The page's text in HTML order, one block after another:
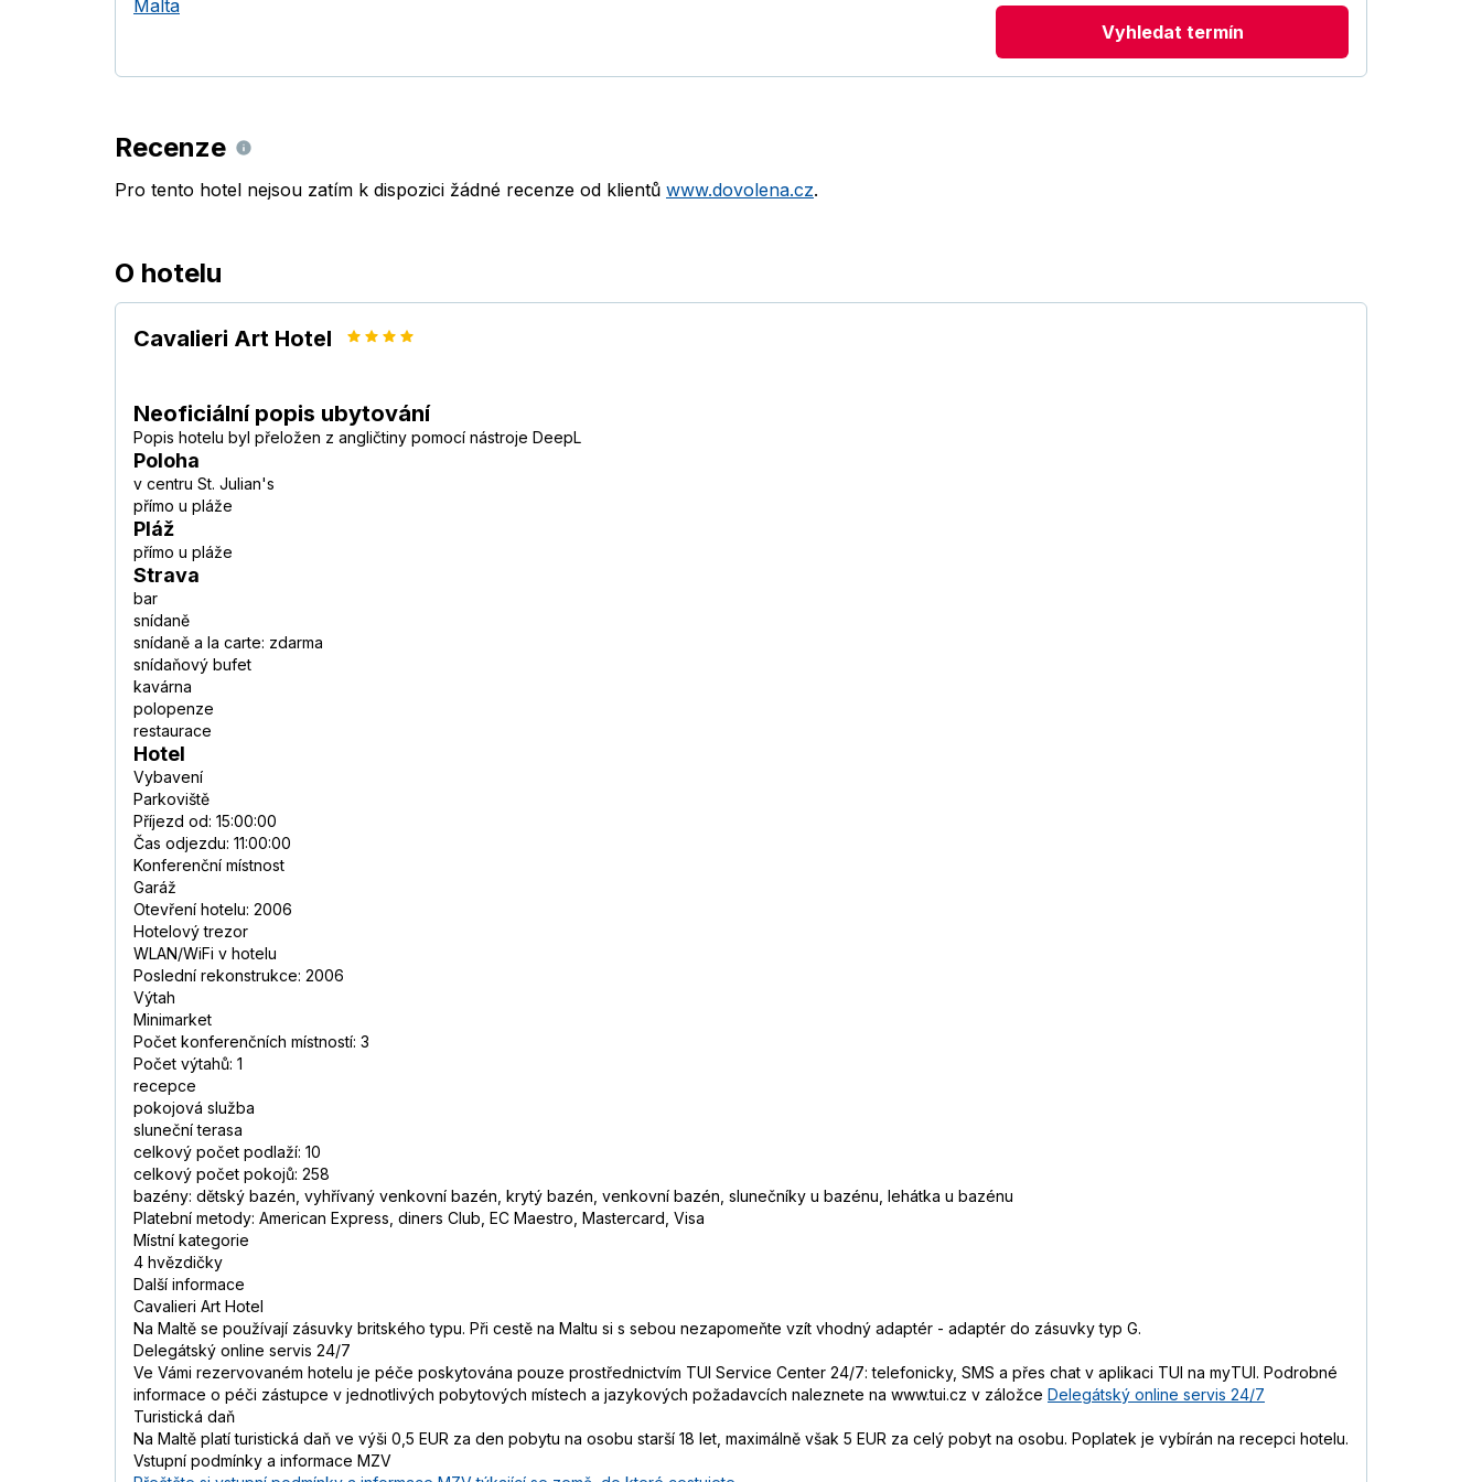
Malta
Vyhledat termín
Recenze
Pro tento hotel nejsou zatím k dispozici žádné recenze od klientů www.dovolena.cz.
O hotelu
Cavalieri Art Hotel
Neoficiální popis ubytování
Popis hotelu byl přeložen z angličtiny pomocí nástroje DeepL
Poloha
v centru St. Julian's
přímo u pláže
Pláž
přímo u pláže
Strava
bar
snídaně
snídaně a la carte: zdarma
snídaňový bufet
kavárna
polopenze
restaurace
Hotel
Vybavení
Parkoviště
Příjezd od: 15:00:00
Čas odjezdu: 11:00:00
Konferenční místnost
Garáž
Otevření hotelu: 2006
Hotelový trezor
WLAN/WiFi v hotelu
Poslední rekonstrukce: 2006
Výtah
Minimarket
Počet konferenčních místností: 3
Počet výtahů: 1
recepce
pokojová služba
sluneční terasa
celkový počet podlaží: 10
celkový počet pokojů: 258
bazény: dětský bazén, vyhřívaný venkovní bazén, krytý bazén, venkovní bazén, slunečníky u bazénu, lehátka u bazénu
Platební metody: American Express, diners Club, EC Maestro, Mastercard, Visa
Místní kategorie
4 hvězdičky
Další informace
Cavalieri Art Hotel
Na Maltě se používají zásuvky britského typu. Při cestě na Maltu si s sebou nezapomeňte vzít vhodný adaptér - adaptér do zásuvky typ G.
Delegátský online servis 24/7
Ve Vámi rezervovaném hotelu je péče poskytována pouze prostřednictvím TUI Service Center 24/7: telefonicky, SMS a přes chat v aplikaci TUI na myTUI. Podrobné
informace o péči zástupce v jednotlivých pobytových místech a jazykových požadavcích naleznete na www.tui.cz v záložce Delegátský online servis 24/7
Turistická daň
Na Maltě platí turistická daň ve výši 0,5 EUR za den pobytu na osobu starší 18 let, maximálně však 5 EUR za celý pobyt na osobu. Poplatek je vybírán na recepci hotelu.
Vstupní podmínky a informace MZV